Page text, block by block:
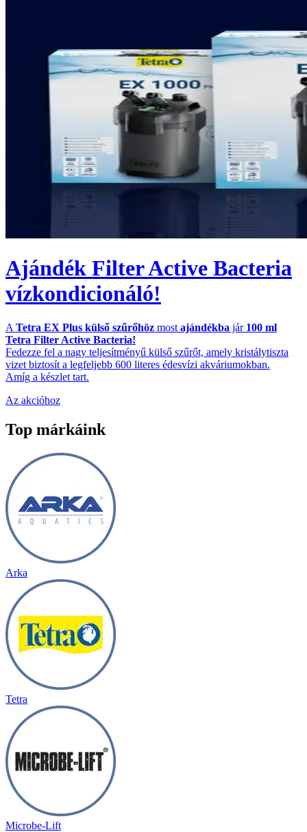
Ajándék Filter Active Bacteria
vízkondicionáló!
A Tetra EX Plus külső szűrőhöz most ajándékba jár 100 ml
Tetra Filter Active Bacteria!
Fedezze fel a nagy teljesítményű külső szűrőt, amely kristálytiszta
vizet biztosít a legfeljebb 600 literes édesvízi akváriumokban.
Amíg a készlet tart.
Az akcióhoz
Top márkáink
Arka
Tetra
Microbe-Lift